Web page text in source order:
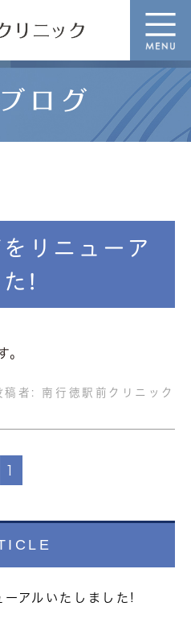
ログ
リニューア
!
。
稿者: 南行徳駅前クリニック
1
ーアルいたしました!